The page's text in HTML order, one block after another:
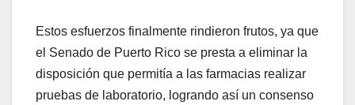
Estos esfuerzos finalmente rindieron frutos, ya que
el Senado de Puerto Rico se presta a eliminar la
disposición que permitía a las farmacias realizar
pruebas de laboratorio, logrando así un consenso